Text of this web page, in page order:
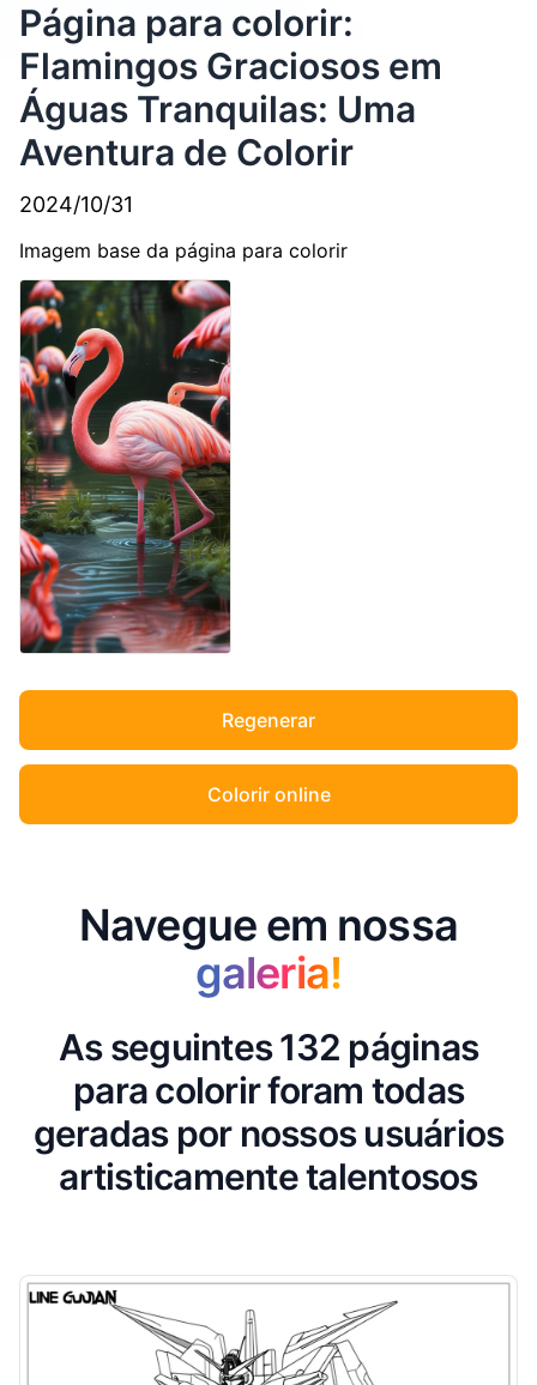
Página para colorir:
Flamingos Graciosos em
Águas Tranquilas: Uma
Aventura de Colorir
2024/10/31
Imagem base da página para colorir
Regenerar
Colorir online
Navegue em nossa
galeria!
As seguintes 132 páginas
para colorir foram todas
geradas por nossos usuários
artisticamente talentosos